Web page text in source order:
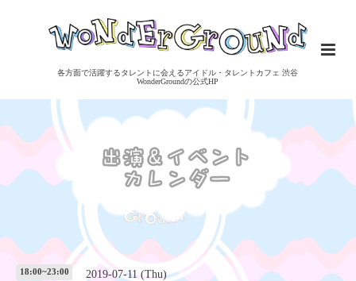
各方面で活躍するタレントに会えるアイドル・タレントカフェ 渋谷
WonderGroundの公式HP
18:00~23:00 2019-07-11 (Thu)